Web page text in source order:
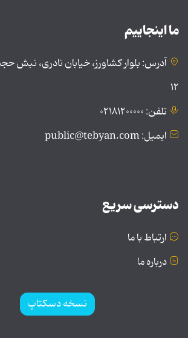
ما اینجاییم
آدرس: بلوار کشاورز، خیابان نادری، نبش
۱۲
تلفن: ۰۲۱۸۱۲۰۰۰۰۰
ایمیل: public@tebyan.com
دسترسی سریع
ارتباط با ما
درباره ما
نسخه دسکتاپ